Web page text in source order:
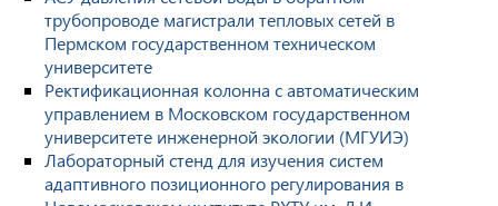
трубопроводе магистрали тепловых сетей в
Пермском государственном техническом
университете
Ректификационная колонна с автоматическим
управлением в Московском государственном
университете инженерной экологии (МГУИЭ)
Лабораторный стенд для изучения систем
адаптивного позиционного регулирования в